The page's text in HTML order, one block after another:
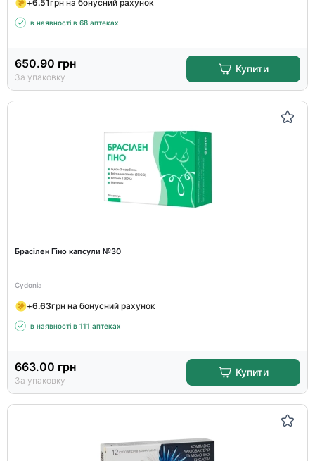
+6.51 грн на бонусний рахунок
в наявності в 68 аптеках
650.90 грн
За упаковку
Купити
Брасілен Гіно капсули №30
Cydonia
+6.63грн на бонусний рахунок
в наявності в 111 аптеках
663.00 грн
За упаковку
Купити